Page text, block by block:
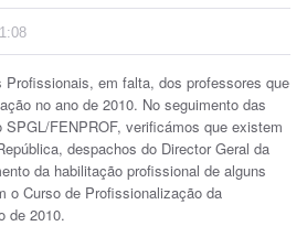
Profissionais, em falta, dos professores que
no ano de 2010. No seguimento das
FENPROF, verificámos que existem
despachos do Director Geral da
da habilitação profissional de alguns
o Curso de Profissionalização da
de 2010.